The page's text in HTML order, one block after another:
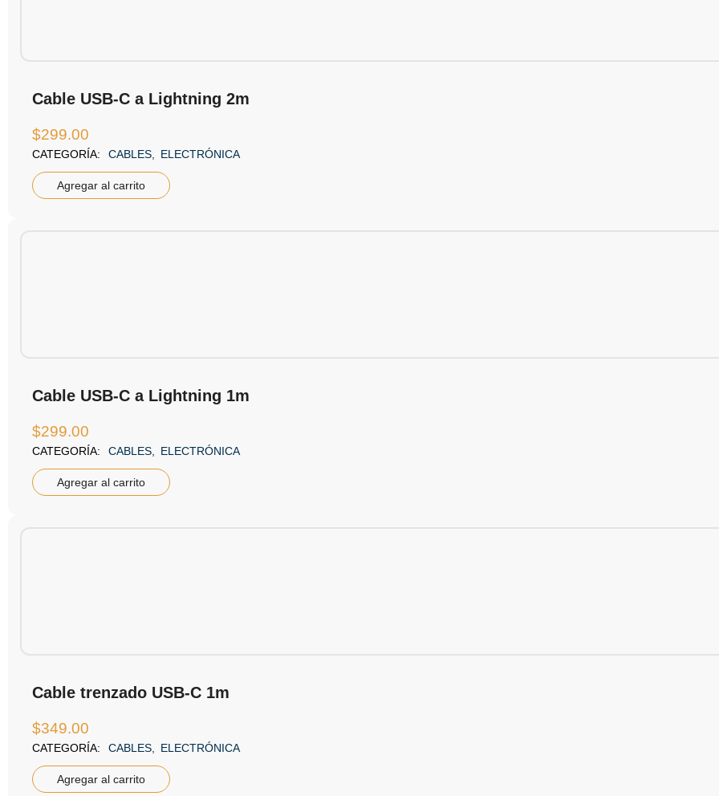
Cable USB-C a Lightning 2m
$299.00
CATEGORÍA: CABLES ELECTRÓNICA
Agregar al carrito
Cable USB-C a Lightning 1m
$299.00
CATEGORÍA: CABLES ELECTRÓNICA
Agregar al carrito
Cable trenzado USB-C 1m
$349.00
CATEGORÍA: CABLES ELECTRÓNICA
Agregar al carrito